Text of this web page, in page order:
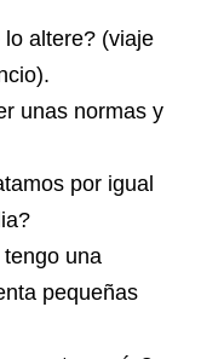
altere? (viaje
unas normas y
por igual
tengo una
pequeñas